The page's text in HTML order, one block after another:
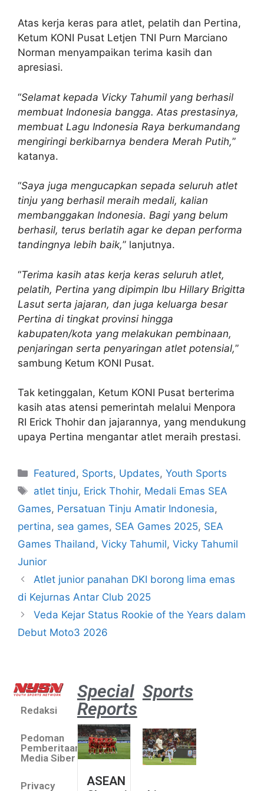
Atas kerja keras para atlet, pelatih dan Pertina,
Ketum KONI Pusat Letjen TNI Purn Marciano
Norman menyampaikan terima kasih dan
apresiasi.
“Selamat kepada Vicky Tahumil yang berhasil
membuat Indonesia bangga. Atas prestasinya,
membuat Lagu Indonesia Raya berkumandang
mengiringi berkibarnya bendera Merah Putih,”
katanya.
“Saya juga mengucapkan sepada seluruh atlet
tinju yang berhasil meraih medali, kalian
membanggakan Indonesia. Bagi yang belum
berhasil, terus berlatih agar ke depan performa
tandingnya lebih baik,” lanjutnya.
“Terima kasih atas kerja keras seluruh atlet,
pelatih, Pertina yang dipimpin Ibu Hillary Brigitta
Lasut serta jajaran, dan juga keluarga besar
Pertina di tingkat provinsi hingga
kabupaten/kota yang melakukan pembinaan,
penjaringan serta penyaringan atlet potensial,”
sambung Ketum KONI Pusat.
Tak ketinggalan, Ketum KONI Pusat berterima
kasih atas atensi pemerintah melalui Menpora
RI Erick Thohir dan jajarannya, yang mendukung
upaya Pertina mengantar atlet meraih prestasi.
Featured, Sports, Updates,Youth Sports
atlet tinju, Erick Thohir, Medali Emas SEA
Games, Persatuan Tinju Amatir Indonesia,
pertina, sea games, SEA Games 2025, SEA
Games Thailand, Vicky Tahumil, Vicky Tahumil
Junior
Atlet junior panahan DKI borong lima emas
di Kejurnas Antar Club 2025
Veda Kejar Status Rookie of the Years dalam
Debut Moto3 2026
Redaksi
Pedoman
Pemberitaan
Media Siber
Privacy
Special
Reports
ASEAN
Sports